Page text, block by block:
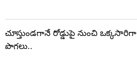
చూస్తుండగానే రోడ్డుపై నుంచి ఒక్కసారిగా
పొగలు..